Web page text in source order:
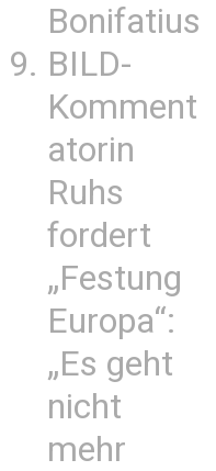
Bonifatius
BILD-
Komment
atorin
Ruhs
fordert
„Festung
Europa“:
„Es geht
nicht
mehr